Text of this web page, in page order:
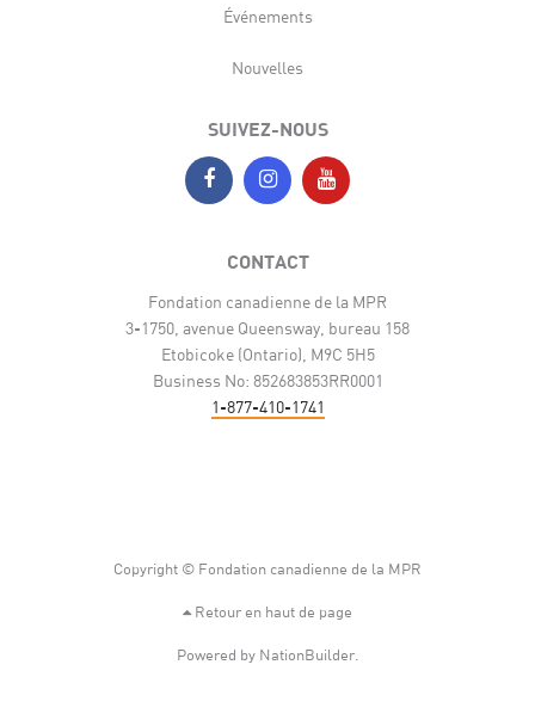
Événements
Nouvelles
SUIVEZ-NOUS
CONTACT
Fondation canadienne de la MPR
3-1750, avenue Queensway, bureau 158
Etobicoke (Ontario), M9C 5H5
Business No: 852683853RR0001
1-877-410-1741
Copyright © Fondation canadienne de la MPR
Retour en haut de page
Powered by NationBuilder.